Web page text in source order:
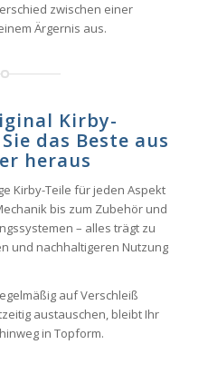
zwischen einer
Ärgernis aus.
Kirby-
das Beste aus
heraus
Kirby-Teile für jeden Aspekt
bis zum Zubehör und
– alles trägt zu
und nachhaltigeren Nutzung
auf Verschleiß
austauschen, bleibt Ihr
in Topform.